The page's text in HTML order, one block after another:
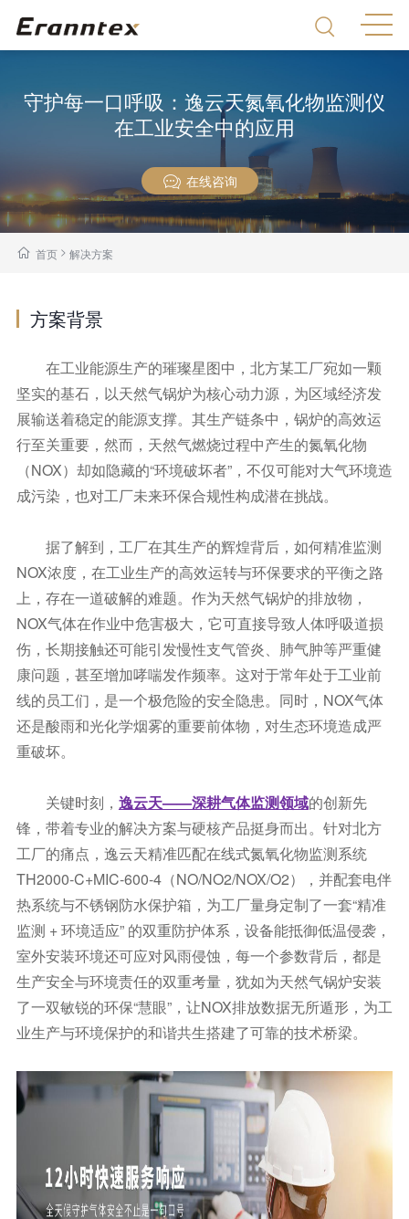
守护每一口呼吸：逸云天氮氧化物监测仪
在工业安全中的应用
在线咨询
首页> 解决方案
方案背景
在工业能源生产的璀璨星图中，北方某工厂宛如一颗
坚实的基石，以天然气锅炉为核心动力源，为区域经济发
展输送着稳定的能源支撑。其生产链条中，锅炉的高效运
行至关重要，然而，天然气燃烧过程中产生的氮氧化物
（NOX）却如隐藏的“环境破坏者”，不仅可能对大气环境造
成污染，也对工厂未来环保合规性构成潜在挑战。
据了解到，工厂在其生产的辉煌背后，如何精准监测
NOX浓度，在工业生产的高效运转与环保要求的平衡之路
上，存在一道破解的难题。作为天然气锅炉的排放物，
NOX气体在作业中危害极大，它可直接导致人体呼吸道损
伤，长期接触还可能引发慢性支气管炎、肺气肿等严重健
康问题，甚至增加哮喘发作频率。这对于常年处于工业前
线的员工们，是一个极危险的安全隐患。同时，NOX气体
还是酸雨和光化学烟雾的重要前体物，对生态环境造成严
重破坏。
关键时刻， 逸云天——深耕气体监测领域的创新先
锋，带着专业的解决方案与硬核产品挺身而出。针对北方
工厂的痛点，逸云天精准匹配在线式氮氧化物监测系统
TH2000-C+MIC-600-4（NO/NO2/NOX/O2），并配套电伴
热系统与不锈钢防水保护箱，为工厂量身定制了一套“精准
监测 + 环境适应” 的双重防护体系，设备能抵御低温侵袭，
室外安装环境还可应对风雨侵蚀，每一个参数背后，都是
生产安全与环境责任的双重考量，犹如为天然气锅炉安装
了一双敏锐的环保“慧眼”，让NOX排放数据无所遁形，为工
业生产与环境保护的和谐共生搭建了可靠的技术桥梁。